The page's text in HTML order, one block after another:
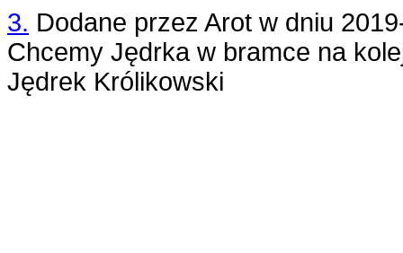
3. Dodane przez Arot w dniu
Chcemy Jędrka w bramce na
Jędrek Królikowski